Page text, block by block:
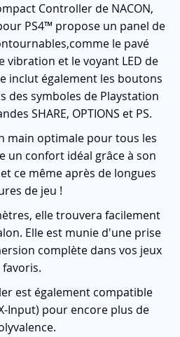
Controller de NACON,
PS4™ propose un panel de
le pavé
vibration et le voyant LED de
inclut également les boutons
des symboles de Playstation
SHARE, OPTIONS et PS.
main optimale pour tous les
un confort idéal grâce à son
ce même après de longues
de jeu !
elle trouvera facilement
Elle est munie d'une prise
complète dans vos jeux
favoris.
est également compatible
Input) pour encore plus de